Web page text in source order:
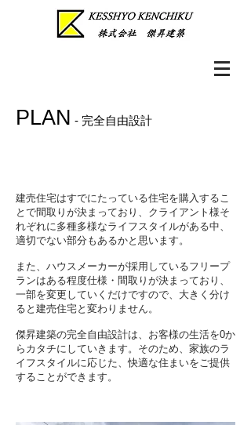
PLAN - 完全自由設計
建売住宅はすでにたっている住宅を購入するこ
とで間取りが決まっており、 クライアント様そ
れぞれに多種多様なライフスタイルがある中、
適切でない部分もあるかと思います。
また、ハウスメーカーが採用しているフリープ
ランはある程度仕様・間取りが決まっており、
一部を変更していくだけですので、大きく分け
ると建売住宅と変わりません。
傑昇建築の完全自由設計は、お客様の生活を0か
らカタチにしていきます。そのため、家族のラ
イフスタイルに応じた、快適な住まいをご提供
することができます。